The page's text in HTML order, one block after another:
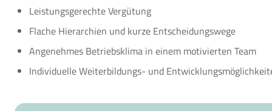
Leistungsgerechte Vergütung
Flache Hierarchien und kurze Entscheidungswege
Angenehmes Betriebsklima in einem motivierten Team
Individuelle Weiterbildungs- und